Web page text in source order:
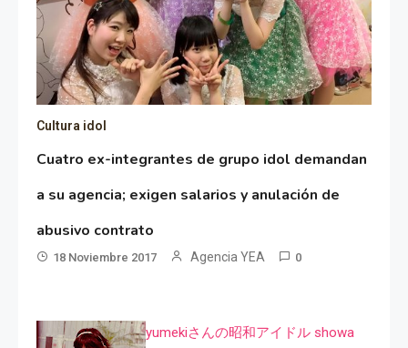
Cultura idol
Cuatro ex-integrantes de grupo idol demandan
a su agencia; exigen salarios y anulación de
abusivo contrato
18 Noviembre 2017 Agencia YEA 0
yumekiさんの昭和アイドル showa